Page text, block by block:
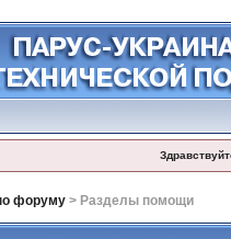
форуму> Разделы помощи